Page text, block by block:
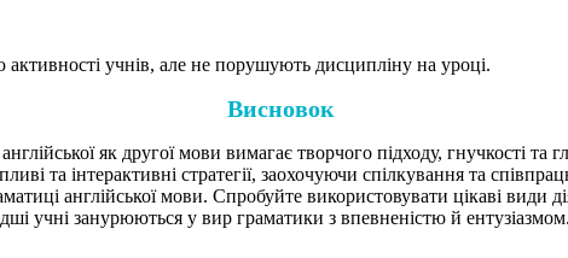
учнів, але не порушують дисципліну на уроці.
Висновок
як другої мови вимагає творчого підходу, гнучкості та
та інтерактивні стратегії, заохочуючи спілкування та
англійської мови. Спробуйте використовувати цікаві види
учні занурюються у вир граматики з впевненістю й ентузіазмом.